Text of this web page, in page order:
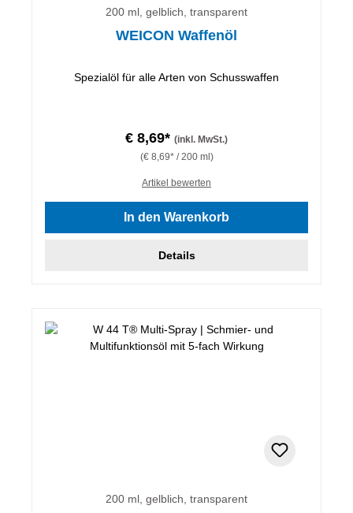
200 ml, gelblich, transparent
WEICON Waffenöl
Spezialöl für alle Arten von Schusswaffen
€ 8,69* (inkl. MwSt.)
(€ 8,69* / 200 ml)
Artikel bewerten
In den Warenkorb
Details
200 ml, gelblich, transparent